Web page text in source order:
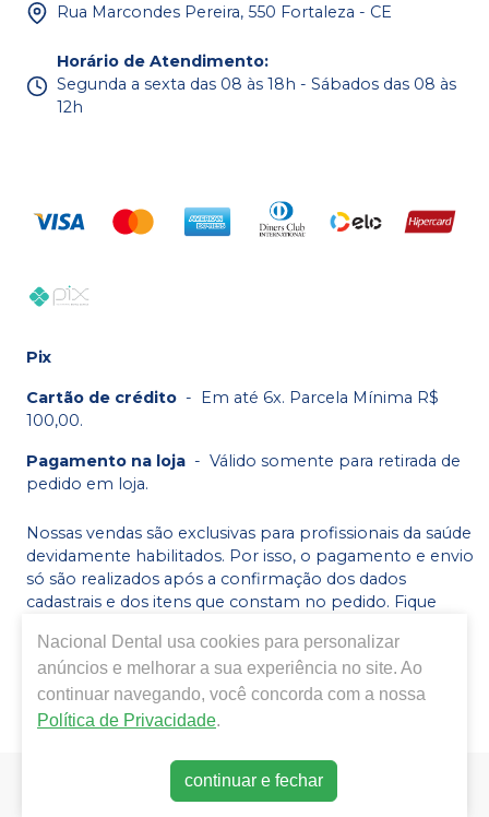
Rua Marcondes Pereira, 550 Fortaleza - CE
Horário de Atendimento:
Segunda a sexta das 08 às 18h - Sábados das 08 às
12h
Pix
Cartão de crédito -
Em até 6x. Parcela Mínima R$
100,00.
Pagamento na loja - Válido somente para retirada de
pedido em loja.
Nossas vendas são exclusivas para profissionais da saúde
devidamente habilitados. Por isso, o pagamento e envio
só são realizados após a confirmação dos dados
cadastrais e dos itens que constam no pedido. Fique
e caso tudo esteja correto enviaremos os dados de
pagamento via WhatsApp.
Nacional Dental usa cookies para personalizar
anúncios e melhorar a sua experiência no site. Ao
continuar navegando, você concorda com a nossa
Política de Privacidade.
continuar e fechar